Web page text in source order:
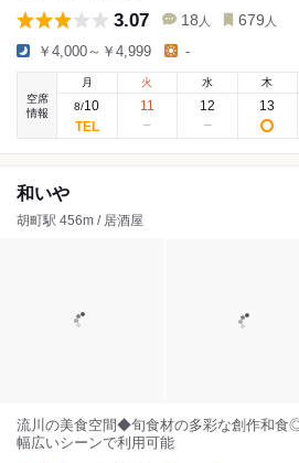
3.07 18 人 679 人
￥4,000～￥4,999 -
空席
情報
月
8/10
火
11
水
12
木
13
和いや
胡町駅 456m / 居酒屋
流川の美食空間◆旬食材の多彩な創作和食
幅広いシーンで利用可能